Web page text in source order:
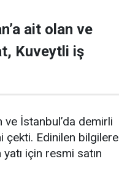
ait olan ve
Kuveytli iş
İstanbul’da demirli
çekti. Edinilen bilgilere
için resmi satın